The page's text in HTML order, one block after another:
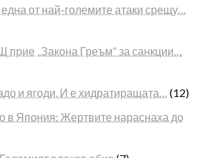
от най-големите атаки срещу…
прие „Закона Греъм“ за санкции…
и ягоди. И е хидратиращата… (12)
в Япония: Жертвите нараснаха до